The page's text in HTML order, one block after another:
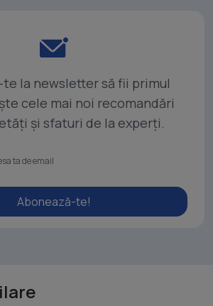
la newsletter să fii primul
cele mai noi recomandări
și sfaturi de la experți.
Abonează-te!